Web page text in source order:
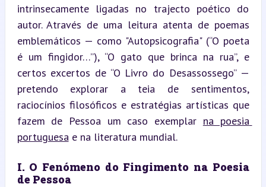
intrinsecamente ligadas no trajecto poético do
autor. Através de uma leitura atenta de poemas
emblemáticos — como "Autopsicografia" (“O poeta
é um fingidor…”), “O gato que brinca na rua”, e
certos excertos de “O Livro do Desassossego” —
pretendo explorar a teia de sentimentos,
raciocínios filosóficos e estratégias artísticas que
fazem de Pessoa um caso exemplar na poesia
portuguesa e na literatura mundial.
I. O Fenómeno do Fingimento na Poesia
de Pessoa